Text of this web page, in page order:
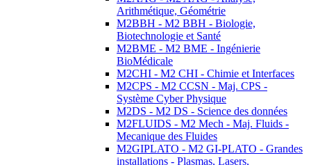
Arithmétique, Géométrie
M2BBH - M2 BBH - Biologie,
Biotechnologie et Santé
M2BME - M2 BME - Ingénierie
BioMédicale
M2CHI - M2 CHI - Chimie et Interfaces
M2CPS - M2 CCSN - Maj. CPS -
Système Cyber Physique
M2DS - M2 DS - Science des données
M2FLUIDS - M2 Mech - Maj. Fluids -
Mecanique des Fluides
M2GIPLATO - M2 GI-PLATO - Grandes
installations - Plasmas, Lasers,